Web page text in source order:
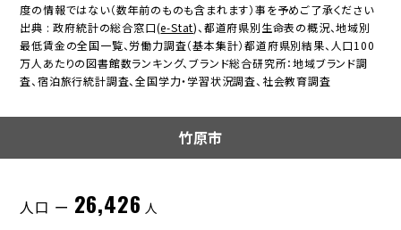
度の情報ではない（数年前のものも含まれます）事を予めご了承ください
出典 : 政府統計の総合窓口(e-Stat)、都道府県別生命表の概況、地域別
最低賃金の全国一覧、労働力調査（基本集計）都道府県別結果、人口100
万人あたりの図書館数ランキング、ブランド総合研究所：地域ブランド調
査、宿泊旅行統計調査、全国学力・学習状況調査、社会教育調査
竹原市
人口 ー 26,426 人